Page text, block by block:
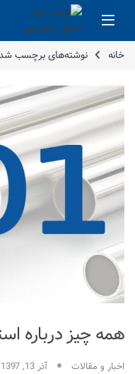
Skip to navigation
Skip to content
خانه نوشته‌های برچسب شده
همه چیز درباره
اخبار و مقالات آذر 13, 1397